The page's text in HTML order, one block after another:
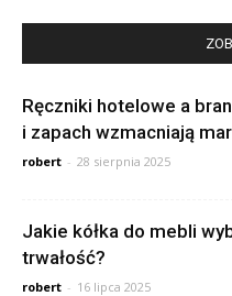
Ręczniki hotelowe a
i zapach wzmacniają
robert - 28 sierpnia 2025
Jakie kółka do mebli
trwałość?
robert - 16 lipca 2025